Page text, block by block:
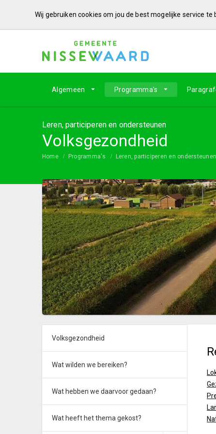
Wij gebruiken cookies om jou de best mogelijke service
Algemeen Programma's
Leren, participeren en ondersteunen
Volksgezondheid
Home Programma's Leren, participeren en ondersteunen
Volksgezondheid
Wat wilden we bereiken?
Wat hebben we daarvoor gedaan?
Wat heeft het thema gekost?